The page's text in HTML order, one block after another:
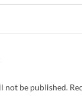
not be published.